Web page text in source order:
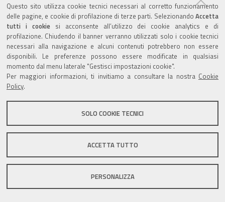
Questo sito utilizza cookie tecnici necessari al corretto funzionamento
delle pagine, e cookie di profilazione di terze parti. Selezionando Accetta
tutti i cookiesi acconsente all’utilizzo dei cookie analytics e di
profilazione. Chiudendo il banner verranno utilizzati solo i cookie tecnici
necessari alla navigazione e alcuni contenuti potrebbero non essere
disponibili. Le preferenze possono essere modificate in qualsiasi
momento dal menu laterale "Gestisci impostazioni cookie".
Per maggiori informazioni, ti invitiamo a consultare la nostra Cookie
Policy.
SOLO COOKIE TECNICI
ACCETTA TUTTO
PERSONALIZZA
Valuta questo sito
Sito istituzionale Comune di Zola Predosa
DPO|Accessibilità